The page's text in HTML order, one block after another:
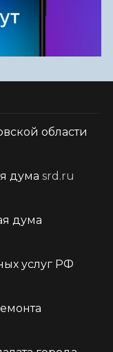
области
дума srd.ru
дума
услуг РФ